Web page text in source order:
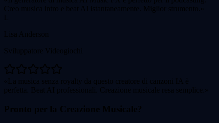
Creo musica intro e beat AI istantaneamente. Miglior strumento.
L
Lisa Anderson
Sviluppatore Videogiochi
La musica senza royalty da questo creatore di canzoni IA è
perfetta. Beat AI professionali. Creazione musicale resa semplice.
Pronto per la Creazione Musicale?